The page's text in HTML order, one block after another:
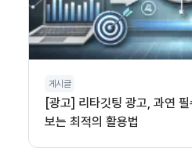
게시글
[광고] 리타깃팅 광고, 과연
보는 최적의 활용법